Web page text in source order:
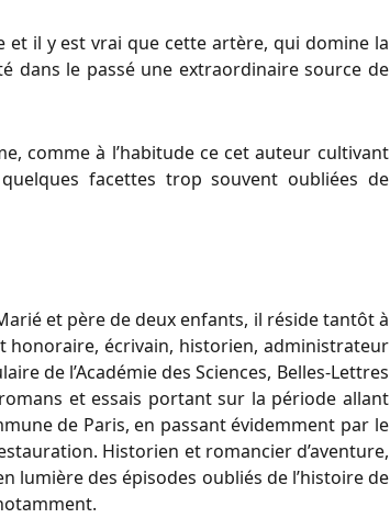
et il y est vrai que cette artère, qui domine la
dans le passé une extraordinaire source de
comme à l’habitude ce cet auteur cultivant
facettes trop souvent oubliées de
et père de deux enfants, il réside tantôt à
honoraire, écrivain, historien, administrateur
de l’Académie des Sciences, Belles-Lettres
et essais portant sur la période allant
de Paris, en passant évidemment par le
Historien et romancier d’aventure,
lumière des épisodes oubliés de l’histoire de